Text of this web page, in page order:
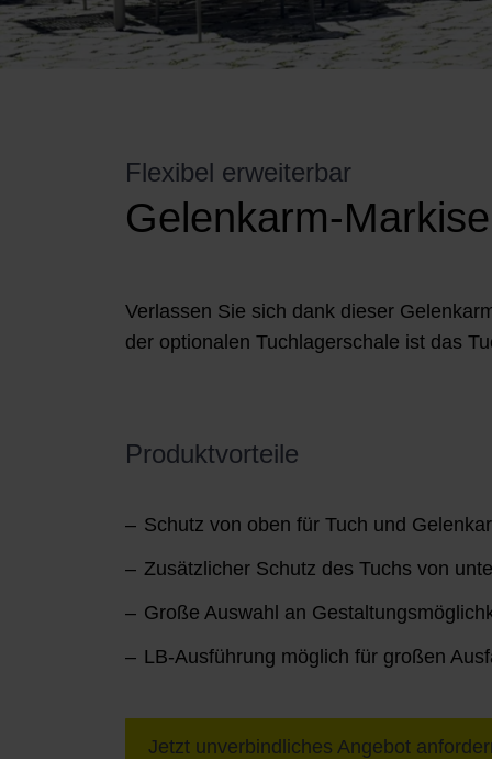
Flexibel erweiterbar
Gelenkarm-
Verlassen Sie sich dank dieser
der optionalen Tuchlagerschale ist das
Produktvorteile
Schutz von oben für Tuch und
Zusätzlicher Schutz des Tuchs von
Große Auswahl an
LB-Ausführung möglich für großen
Jetzt unverbindliches Angebot